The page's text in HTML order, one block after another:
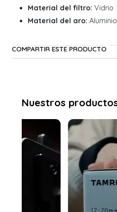
Material del filtro: Vidrio
Material del aro: Aluminio
COMPARTIR ESTE PRODUCTO